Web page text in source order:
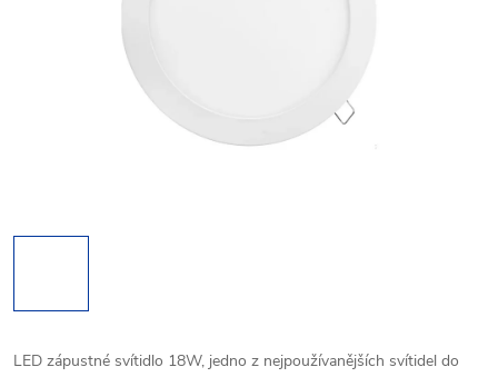
LED zápustné svítidlo 18W, jedno z nejpoužívanějších svítidel do